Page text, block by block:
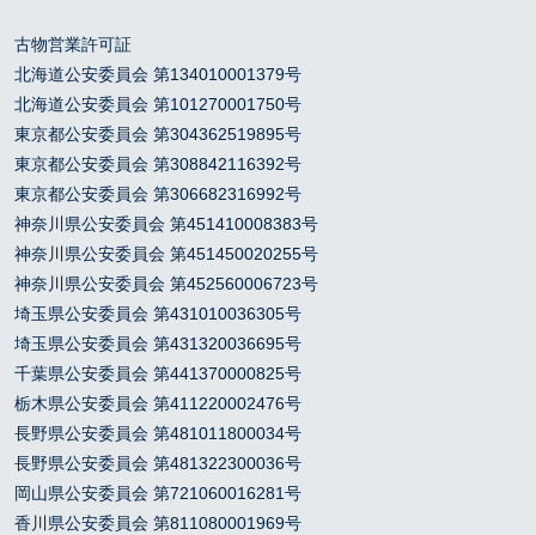
古物営業許可証
北海道公安委員会 第134010001379号
北海道公安委員会 第101270001750号
東京都公安委員会 第304362519895号
東京都公安委員会 第308842116392号
東京都公安委員会 第306682316992号
神奈川県公安委員会 第451410008383号
神奈川県公安委員会 第451450020255号
神奈川県公安委員会 第452560006723号
埼玉県公安委員会 第431010036305号
埼玉県公安委員会 第431320036695号
千葉県公安委員会 第441370000825号
栃木県公安委員会 第411220002476号
長野県公安委員会 第481011800034号
長野県公安委員会 第481322300036号
岡山県公安委員会 第721060016281号
香川県公安委員会 第811080001969号